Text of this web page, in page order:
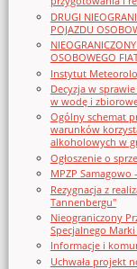
DRUGI
POJAZDU
OSOBOWEGO
Instytut
Decyzja w
w wodę i
Ogólny schemat
warunków
alkoholowych w
Ogłoszenie o
MPZP Samagowo
Rezygnacja z
Tannenbergu"
Nieograniczony
Specjalnego Marki
Informacje i
Uchwała projekt